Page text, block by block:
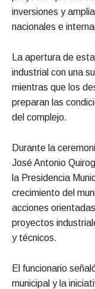
inversiones y
nacionales e
La apertura de
industrial con una
mientras que los
preparan las
del complejo.
Durante la
José Antonio
la Presidencia
crecimiento del
acciones
proyectos
y técnicos.
El funcionario
municipal y la